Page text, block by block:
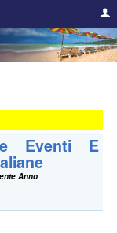
Eventi E
Anno